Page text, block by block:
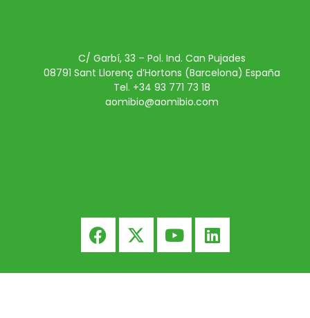
C/ Garbí, 33 – Pol. Ind. Can Pujades
08791 Sant Llorenç d’Hortons (Barcelona) España
Tel. +34 93 771 73 18
aomibio@aomibio.com